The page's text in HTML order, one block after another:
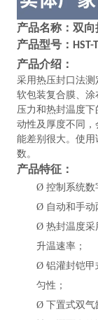
产品名称： 双向
产品型号： HST-
产品介绍：
采用热压封口法测
软包装复合膜、
压力和热封温度
动性及厚度不同
能差别很大。使
数。
产品特征：
Ø 控制系统数
Ø 自动和手动
Ø 热封温度采
升温速率；
Ø 铝灌封铠甲
匀性；
Ø 下置式双气